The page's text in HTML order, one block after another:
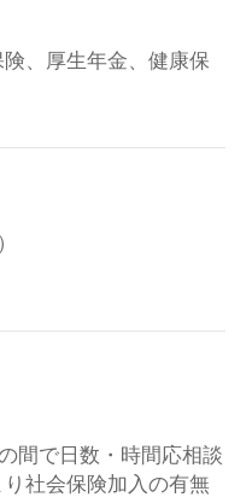
、厚生年金、健康保
間で日数・時間応相談
社会保険加入の有無